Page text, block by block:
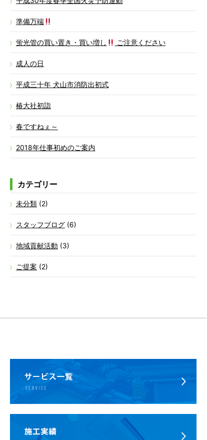
準備万端
蛍光管の買い置き・買い増し ご注意ください
成人の日
平成三十年 犬山市消防出初式
椿大社初詣
春ですねぇ～
2018年仕事初めのご案内
カテゴリー
未分類 (2)
スタッフブログ (6)
地域貢献活動 (3)
ご提案 (2)